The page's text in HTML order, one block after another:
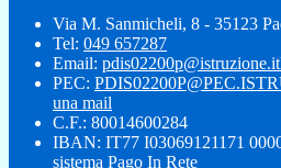
Via M. Sanmicheli, 8 - 35123
Tel: 049 657287
Email: pdis02200p@istruzione.it
PEC:
una mail
C.F.: 80014600284
IBAN: IT77 I03069121171
sistema Pago In Rete